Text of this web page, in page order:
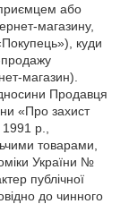
або
магазину,
куди
продажу
магазин).
Продавця
«Про захист
р.,
товарами,
України №
публічної
до чинного